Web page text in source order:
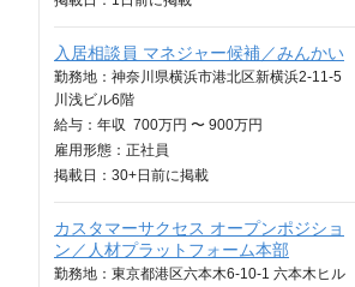
入居相談員 マネジャー候補／みんかい
勤務地：神奈川県横浜市港北区新横浜2-11-5
川浅ビル6階
給与： 年収 700万円 〜 900万円
雇用形態：正社員
掲載日： 30+日 前に掲載
カスタマーサクセス オープンポジショ
ン／人材プラットフォーム本部
勤務地：東京都港区六本木6-10-1 六本木ヒル